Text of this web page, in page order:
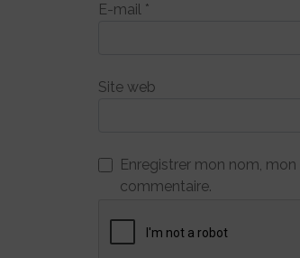
E-mail *
Site web
Enregistrer mon nom,
commentaire.